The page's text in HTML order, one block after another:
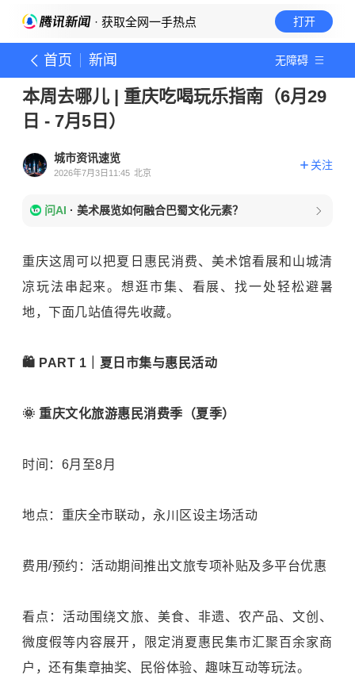
· 获取全网一手热点 打开
首页 新闻 无障碍
本周去哪儿 | 重庆吃喝玩乐指南（6月29
日 - 7月5日）
城市资讯速览
2026年7月3日11:45 北京
关注
问AI · 美术展览如何融合巴蜀文化元素？
重庆这周可以把夏日惠民消费、美术馆看展和山城清
凉玩法串起来。想逛市集、看展、找一处轻松避暑
地，下面几站值得先收藏。
🛍️ PART 1｜夏日市集与惠民活动
🌞 重庆文化旅游惠民消费季（夏季）
时间：6月至8月
地点：重庆全市联动，永川区设主场活动
费用/预约：活动期间推出文旅专项补贴及多平台优惠
看点：活动围绕文旅、美食、非遗、农产品、文创、
微度假等内容展开，限定消夏惠民集市汇聚百余家商
户，还有集章抽奖、民俗体验、趣味互动等玩法。